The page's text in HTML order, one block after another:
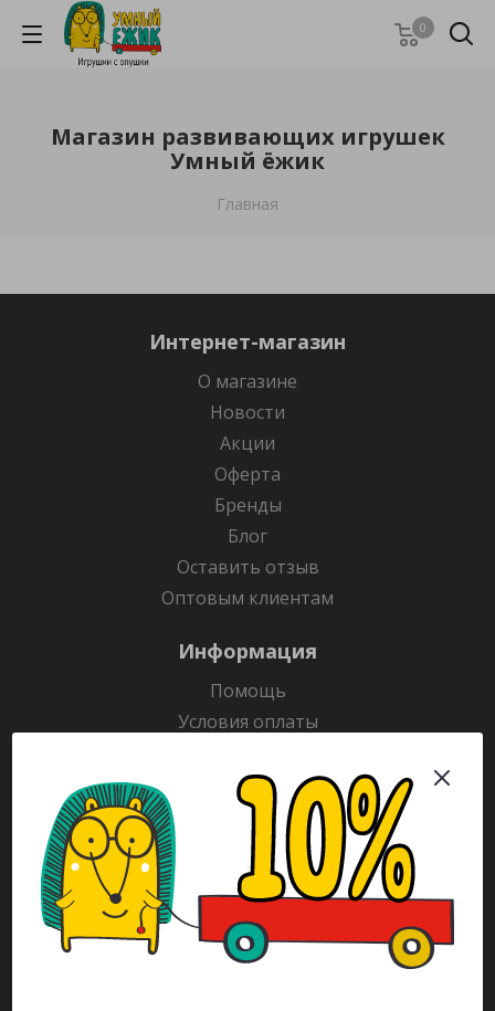
0
Магазин развивающих игрушек
Умный ёжик
Главная
Интернет-магазин
О магазине
Новости
Акции
Оферта
Бренды
Блог
Оставить отзыв
Оптовым клиентам
Информация
Помощь
Условия оплаты
Гарантия на товар
Раскраски
Рекламодателям
Каталог
Будьте всегда в курсе!